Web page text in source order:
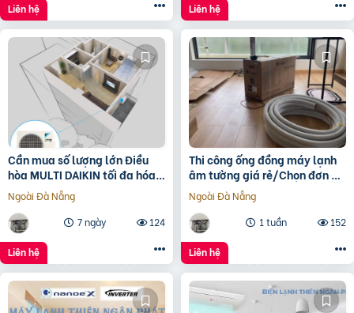
Liên hệ Liên hệ
Cần mua số lượng lớn Điều
hòa MULTI DAIKIN tối đa hóa
không gian giá rẻ
Ngoài Đà Nẵng
7 ngày
124
Liên hệ
Thi công ống đồng máy lạnh
âm tường giá rẻ/Chọn đơn vị
thi công uy tín nào
Ngoài Đà Nẵng
1 tuần
152
Liên hệ